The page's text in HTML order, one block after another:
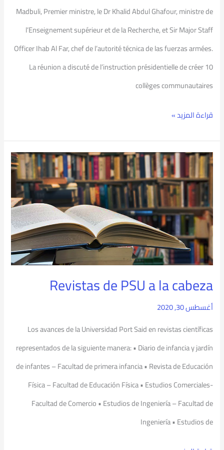
Madbuli, Premier ministre, le Dr Khalid Abdul Ghafour, ministre de
l’Enseignement supérieur et de la Recherche, et Sir Major Staff
Officer Ihab Al Far, chef de l’autorité técnica de las fuerzas armées.
La réunion a discuté de l’instruction présidentielle de créer 10
collèges communautaires
قراءة المزيد »
Revistas de PSU a la cabeza
أغسطس 30, 2020
Los avances de la Universidad Port Said en revistas científicas
representados de la siguiente manera: • Diario de infancia y jardín
de infantes – Facultad de primera infancia • Revista de Educación
Física – Facultad de Educación Física • Estudios Comerciales-
Facultad de Comercio • Estudios de Ingeniería – Facultad de
Ingeniería • Estudios de
Revistas
de
PSU
a
la
cabeza